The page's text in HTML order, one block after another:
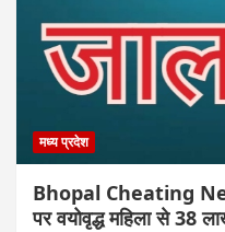
मध्य प्रदेश
Bhopal Cheating
पर वयोवृद्ध महिला से 38